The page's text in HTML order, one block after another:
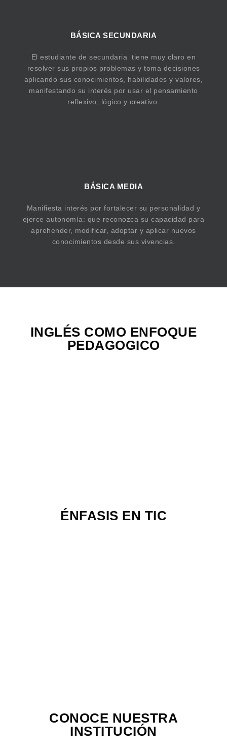
BÁSICA SECUNDARIA
El estudiante de secundaria tiene muy claro en
resolver sus propios problemas y toma decisiones
aplicando sus conocimientos, habilidades y valores,
manifestando su interés por usar el pensamiento
reflexivo, lógico y creativo.
BÁSICA MEDIA
Manifiesta interés por fortalecer su personalidad y
ejerce autonomía: que reconozca su capacidad para
aprehender, modificar, adoptar y aplicar nuevos
conocimientos desde sus vivencias.
INGLÉS COMO ENFOQUE
PEDAGOGICO
ÉNFASIS EN TIC
CONOCE NUESTRA
INSTITUCIÓN